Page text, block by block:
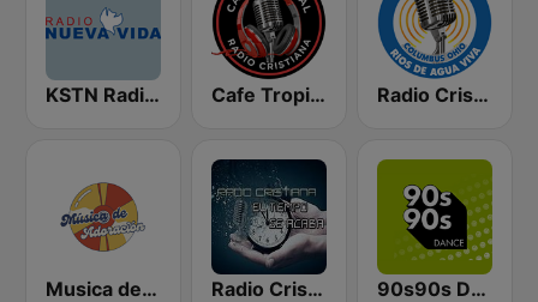
KSTN Radio Nueva Vida Cafe Tropical Cristiana Radio Cristiana Rios de Agua Viva
Musica de Adoracion Radio Cristiana El Tiempo se Acaba 90s90s Dance